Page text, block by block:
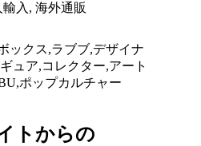
入, 海外通販
ックス,ラブブ,デザイナ
ュア,コレクター,アート
ポップカルチャー
トからの